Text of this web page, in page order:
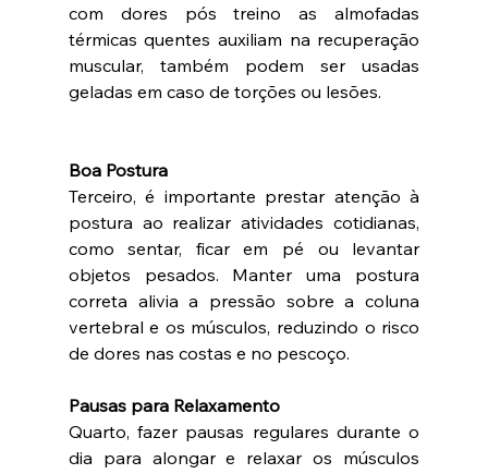
com dores pós treino as almofadas
térmicas quentes auxiliam na recuperação
muscular, também podem ser usadas
geladas em caso de torções ou lesões.
Boa Postura
Terceiro, é importante prestar atenção à
postura ao realizar atividades cotidianas,
como sentar, ficar em pé ou levantar
objetos pesados. Manter uma postura
correta alivia a pressão sobre a coluna
vertebral e os músculos, reduzindo o risco
de dores nas costas e no pescoço.
Pausas para Relaxamento
Quarto, fazer pausas regulares durante o
dia para alongar e relaxar os músculos